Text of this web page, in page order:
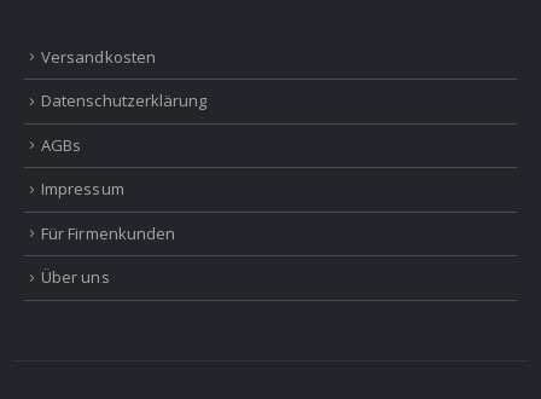
Versandkosten
Datenschutzerklärung
AGBs
Impressum
Für Firmenkunden
Über uns